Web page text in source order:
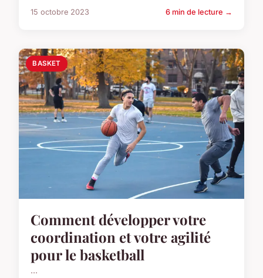
15 octobre 2023 6 min de lecture →
BASKET
Comment développer votre
coordination et votre agilité
pour le basketball
...